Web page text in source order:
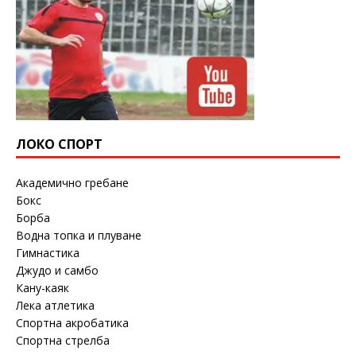
ЛОКО СПОРТ
Академично гребане
Бокс
Борба
Водна топка и плуване
Гимнастика
Джудо и самбо
Кану-каяк
Лека атлетика
Спортна акробатика
Спортна стрелба